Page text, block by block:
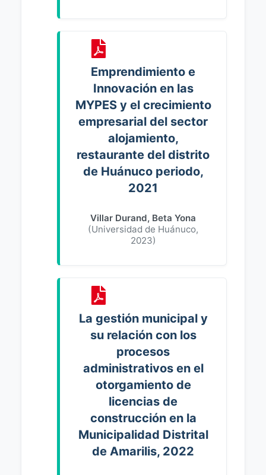
Emprendimiento e
Innovación en las
MYPES y el crecimiento
empresarial del sector
alojamiento,
restaurante del distrito
de Huánuco periodo,
2021
Villar Durand, Beta Yona
(Universidad de Huánuco,
2023)
La gestión municipal y
su relación con los
procesos
administrativos en el
otorgamiento de
licencias de
construcción en la
Municipalidad Distrital
de Amarilis, 2022